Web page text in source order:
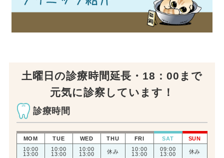
土曜日の診療時間延長・18：00まで
元気に診察しています！
診療時間
MOM TUE WED THU FRI SAT
SUN
10:00
13:00
10:00
13:00
10:00
13:00
休み
10:00
13:00
09:00
13:00
休み